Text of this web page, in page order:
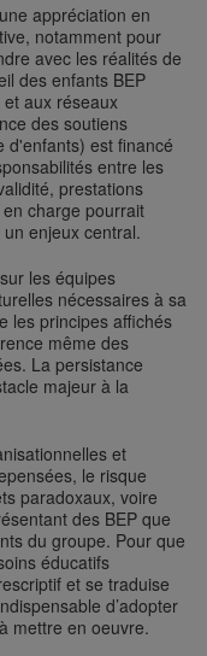
appréciation en
notamment pour
avec les réalités de
des enfants BEP
aux réseaux
des soutiens
d'enfants) est financé
entre les
prestations
charge pourrait
enjeux central.
les équipes
nécessaires à sa
les principes affichés
même des
La persistance
majeur à la
et
le risque
paradoxaux, voire
des BEP que
du groupe. Pour que
éducatifs
et se traduise
d’adopter
mettre en oeuvre.